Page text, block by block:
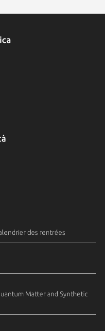
des rentrées
Matter and Synthetic